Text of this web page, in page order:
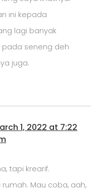
ini kepada
lagi banyak
pada seneng deh
juga.
1, 2022 at 7:22
tapi krearif.
Mau coba, aah,